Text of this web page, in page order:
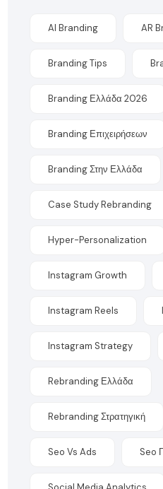
AI Branding AR
Branding Tips
Branding Ελλάδα 2026
Branding Επιχειρήσεων
Branding Στην Ελλάδα
Case Study Rebranding
Hyper-Personalization
Instagram Growth
Instagram Reels
Instagram Strategy
Rebranding Ελλάδα
Rebranding Στρατηγική
Seo Vs Ads Seo